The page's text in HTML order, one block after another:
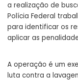
a realização de
Polícia Federal
para identificar os
aplicar as
A operação é um
luta contra a